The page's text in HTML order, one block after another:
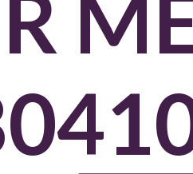
Maitres
Maitres
Maitres
Photos